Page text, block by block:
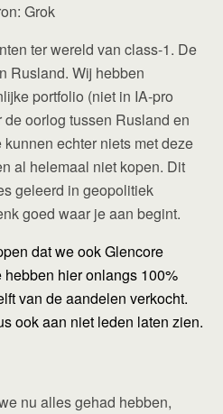
Grok
ter wereld van class-1. De
Rusland. Wij hebben
portfolio (niet in IA-pro
oorlog tussen Rusland en
echter niets met deze
al helemaal niet kopen. Dit
geleerd in geopolitiek
goed waar je aan begint.
dat we ook Glencore
hier onlangs 100%
van de aandelen verkocht.
ook aan niet leden laten zien.
nu alles gehad hebben,